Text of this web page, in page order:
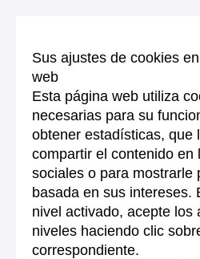
Sus ajustes de cookies
web
Esta página web utiliza
necesarias para su
obtener estadísticas, que
compartir el contenido en
sociales o para mostrarle
basada en sus intereses.
nivel activado, acepte los
niveles haciendo clic
correspondiente.